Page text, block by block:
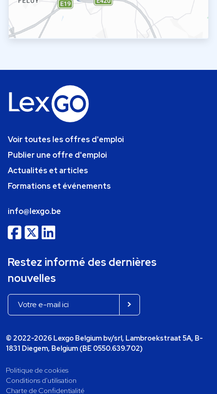
Voir toutes les offres d'emploi
Publier une offre d'emploi
Actualités et articles
Formations et événements
info@lexgo.be
Restez informé des dernières
nouvelles
© 2022-2026 Lexgo Belgium bv/srl, Lambroekstraat 5A, B-
1831 Diegem, Belgium (BE 0550.639.702)
Politique de cookies
Conditions d'utilisation
Charte de Confidentialité